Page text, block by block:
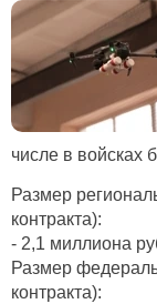
числе в войсках
Размер
контракта):
- 2,1 миллиона
Размер
контракта):